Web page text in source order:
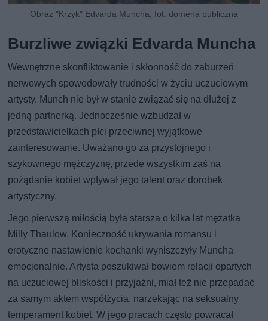
Obraz "Krzyk" Edvarda Muncha, fot. domena publiczna
Burzliwe związki Edvarda Muncha
Wewnętrzne skonfliktowanie i skłonność do zaburzeń
nerwowych spowodowały trudności w życiu uczuciowym
artysty. Munch nie był w stanie związać się na dłużej z
jedną partnerką. Jednocześnie wzbudzał w
przedstawicielkach płci przeciwnej wyjątkowe
zainteresowanie. Uważano go za przystojnego i
szykownego mężczyznę, przede wszystkim zaś na
pożądanie kobiet wpływał jego talent oraz dorobek
artystyczny.
Jego pierwszą miłością była starsza o kilka lat mężatka
Milly Thaulow. Konieczność ukrywania romansu i
erotyczne nastawienie kochanki wyniszczyły Muncha
emocjonalnie. Artysta poszukiwał bowiem relacji opartych
na uczuciowej bliskości i przyjaźni, miał też nie przepadać
za samym aktem współżycia, narzekając na seksualny
temperament kobiet. W jego pracach często powracał